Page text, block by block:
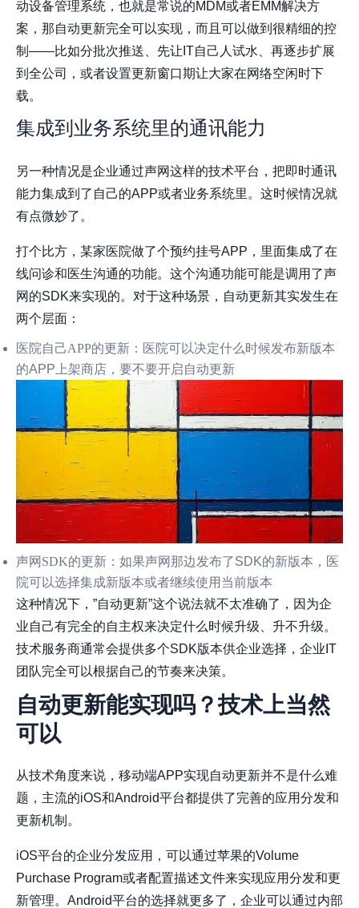
动设备管理系统，也就是常说的MDM或者EMM解决方
案，那自动更新完全可以实现，而且可以做到很精细的控
制——比如分批次推送、先让IT自己人试水、再逐步扩展
到全公司，或者设置更新窗口期让大家在网络空闲时下
载。
集成到业务系统里的通讯能力
另一种情况是企业通过声网这样的技术平台，把即时通讯
能力集成到了自己的APP或者业务系统里。这时候情况就
有点微妙了。
打个比方，某家医院做了个预约挂号APP，里面集成了在
线问诊和医生沟通的功能。这个沟通功能可能是调用了声
网的SDK来实现的。对于这种场景，自动更新其实发生在
两个层面：
医院自己APP的更新 ：医院可以决定什么时候发布新版本
的APP上架商店，要不要开启自动更新
声网SDK的更新 ：如果声网那边发布了SDK的新版本，医
院可以选择集成新版本或者继续使用当前版本
这种情况下，”自动更新”这个说法就不太准确了，因为企
业自己有完全的自主权来决定什么时候升级、升不升级。
技术服务商通常会提供多个SDK版本供企业选择，企业IT
团队完全可以根据自己的节奏来决策。
自动更新能实现吗？技术上当然
可以
从技术角度来说，移动端APP实现自动更新并不是什么难
题，主流的iOS和Android平台都提供了完善的应用分发和
更新机制。
iOS平台的企业分发应用，可以通过苹果的Volume
Purchase Program或者配置描述文件来实现应用分发和更
新管理。Android平台的选择就更多了，企业可以通过内部